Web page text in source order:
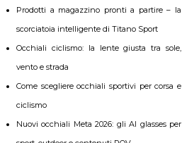
Prodotti a magazzino pronti a partire – la
scorciatoia intelligente di Titano Sport
Occhiali ciclismo: la lente giusta tra sole,
vento e strada
Come scegliere occhiali sportivi per corsa e
ciclismo
Nuovi occhiali Meta 2026: gli AI glasses per